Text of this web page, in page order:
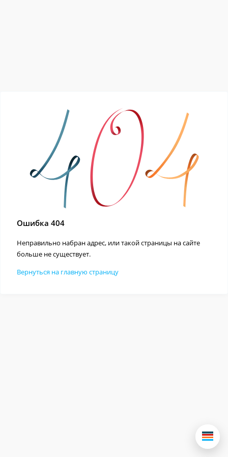
Ошибка 404
Неправильно набран адрес, или такой страницы на сайте
больше не существует.
Вернуться на главную страницу